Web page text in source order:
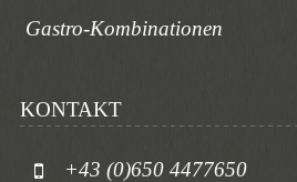
Gastro-Kombinationen
KONTAKT
+43 (0)650 4477650